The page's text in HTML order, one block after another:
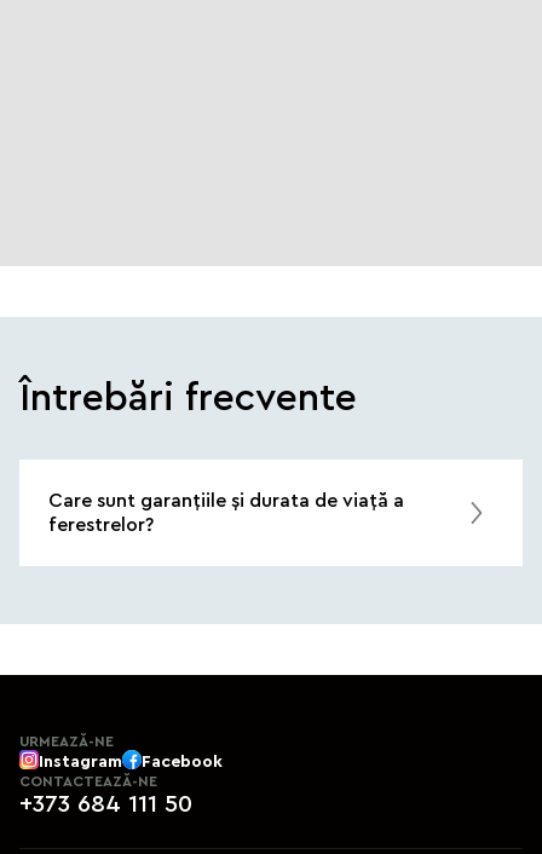
Întrebări frecvente
Care sunt garanțiile și durata de viață a
ferestrelor?
URMEAZĂ-NE
Instagram Facebook
CONTACTEAZĂ-NE
+373 684 111 50